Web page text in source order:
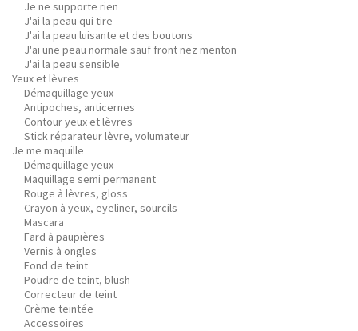
Je ne supporte rien
J'ai la peau qui tire
J'ai la peau luisante et des boutons
J'ai une peau normale sauf front nez menton
J'ai la peau sensible
Yeux et lèvres
Démaquillage yeux
Antipoches, anticernes
Contour yeux et lèvres
Stick réparateur lèvre, volumateur
Je me maquille
Démaquillage yeux
Maquillage semi permanent
Rouge à lèvres, gloss
Crayon à yeux, eyeliner, sourcils
Mascara
Fard à paupières
Vernis à ongles
Fond de teint
Poudre de teint, blush
Correcteur de teint
Crème teintée
Accessoires